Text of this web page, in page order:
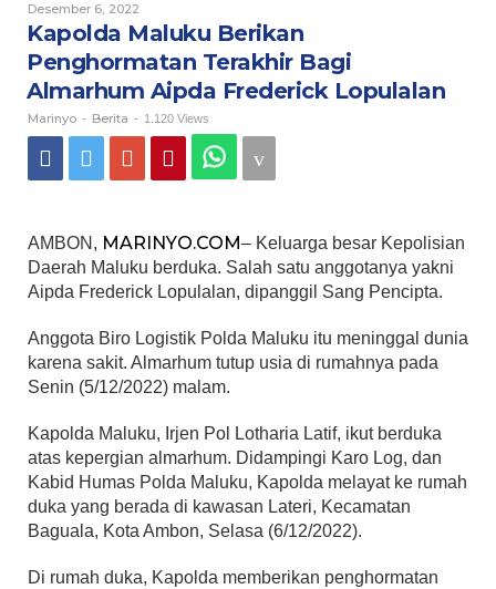
Terakhir
Bagi
Almarhum
Aipda
Frederick
Lopulalan
Desember 6, 2022
Marinyo
Kapolda Maluku Berikan
Penghormatan Terakhir Bagi
Almarhum Aipda Frederick Lopulalan
Marinyo - Berita - 1.120 Views
AMBON, MARINYO.COM– Keluarga besar Kepolisian
Daerah Maluku berduka. Salah satu anggotanya yakni
Aipda Frederick Lopulalan, dipanggil Sang Pencipta.
Anggota Biro Logistik Polda Maluku itu meninggal dunia
karena sakit. Almarhum tutup usia di rumahnya pada
Senin (5/12/2022) malam.
Kapolda Maluku, Irjen Pol Lotharia Latif, ikut berduka
atas kepergian almarhum. Didampingi Karo Log, dan
Kabid Humas Polda Maluku, Kapolda melayat ke rumah
duka yang berada di kawasan Lateri, Kecamatan
Baguala, Kota Ambon, Selasa (6/12/2022).
Di rumah duka, Kapolda memberikan penghormatan